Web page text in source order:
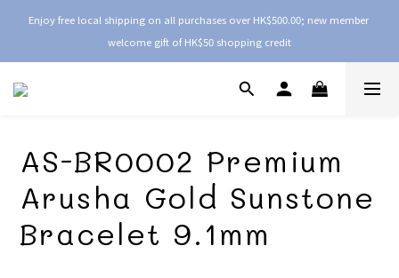
Enjoy free local shipping on all purchases over HK$500.00; new member
welcome gift of HK$50 shopping credit
AS-BR0002 Premium
Arusha Gold Sunstone
Bracelet 9.1mm